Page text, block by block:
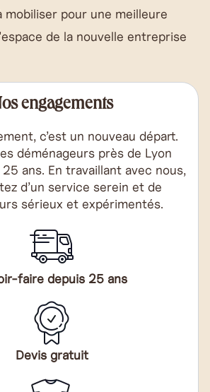
mobiliser pour une meilleure
de la nouvelle entreprise
engagements
c’est un nouveau départ.
déménageurs près de Lyon
ans. En travaillant avec nous,
d’un service serein et de
sérieux et expérimentés.
faire depuis 25 ans
Devis gratuit